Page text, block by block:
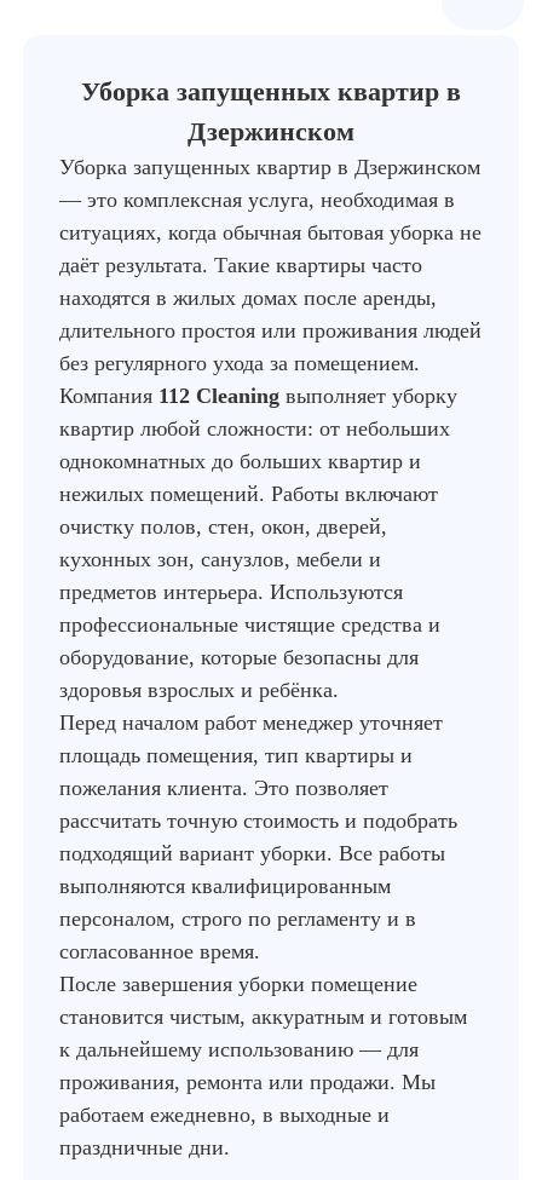
Уборка запущенных квартир в
Дзержинском
Уборка запущенных квартир в Дзержинском
— это комплексная услуга, необходимая в
ситуациях, когда обычная бытовая уборка не
даёт результата. Такие квартиры часто
находятся в жилых домах после аренды,
длительного простоя или проживания людей
без регулярного ухода за помещением.
Компания 112 Cleaning выполняет уборку
квартир любой сложности: от небольших
однокомнатных до больших квартир и
нежилых помещений. Работы включают
очистку полов, стен, окон, дверей,
кухонных зон, санузлов, мебели и
предметов интерьера. Используются
профессиональные чистящие средства и
оборудование, которые безопасны для
здоровья взрослых и ребёнка.
Перед началом работ менеджер уточняет
площадь помещения, тип квартиры и
пожелания клиента. Это позволяет
рассчитать точную стоимость и подобрать
подходящий вариант уборки. Все работы
выполняются квалифицированным
персоналом, строго по регламенту и в
согласованное время.
После завершения уборки помещение
становится чистым, аккуратным и готовым
к дальнейшему использованию — для
проживания, ремонта или продажи. Мы
работаем ежедневно, в выходные и
праздничные дни.